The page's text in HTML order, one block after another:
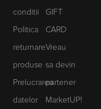
conditii
Politica
returnare
produse
Prelucrarea
datelor
GIFT
CARD
Vreau
sa devin
partener
MarketUP!